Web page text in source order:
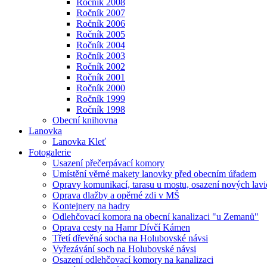
Ročník 2008
Ročník 2007
Ročník 2006
Ročník 2005
Ročník 2004
Ročník 2003
Ročník 2002
Ročník 2001
Ročník 2000
Ročník 1999
Ročník 1998
Obecní knihovna
Lanovka
Lanovka Kleť
Fotogalerie
Usazení přečerpávací komory
Umístění věrné makety lanovky před obecním úřadem
Opravy komunikací, tarasu u mostu, osazení nových
Oprava dlažby a opěrné zdi v MŠ
Kontejnery na hadry
Odlehčovací komora na obecní kanalizaci "u Zemanů"
Oprava cesty na Hamr Dívčí Kámen
Třetí dřevěná socha na Holubovské návsi
Vyřezávání soch na Holubovské návsi
Osazení odlehčovací komory na kanalizaci